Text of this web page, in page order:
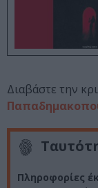
Διαβάστε την
Πληροφορίες